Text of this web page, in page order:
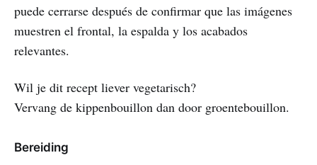
puede cerrarse después de confirmar que las imágenes
muestren el frontal, la espalda y los acabados
relevantes.
Wil je dit recept liever vegetarisch?
Vervang de kippenbouillon dan door groentebouillon.
Bereiding